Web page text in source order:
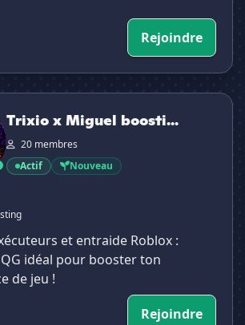
Rejoindre
boosting blox fruit
Trixio x Miguel boosti...
20 membres
Actif
Nouveau
et entraide Roblox :
idéal pour booster ton
de jeu !
Rejoindre